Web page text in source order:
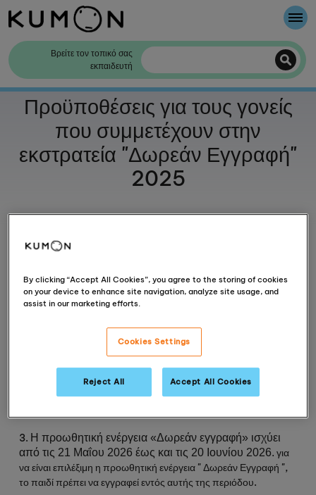
Βρείτε τον τοπικό σας
εκπαιδευτή
Προϋποθέσεις για τους γονείς
που συμμετέχουν στην
εκστρατεία "Δωρεάν Εγγραφή"
2025
όρουςπου
εκστρατεία“Δωρεάν Εγγραφή”.
στηνεκστρατεία“Δωρεάν Εγγραφή”
KUMON,οιγονείςσυμφωνούν
προωθητική ενέργεια “Δωρεάν Εγγραφή”αποτελεί
απαλλαγήαπότοτέλοςεγγραφής,τοοποίοοφείλεταιαμέσως
3. Η προωθητική ενέργεια «Δωρεάν εγγραφή» ισχύει
από τις 21 Μαΐου 2026 έως και τις 20 Ιουνίου 2026. για
ναείναιεπιλέξιμη η προωθητική ενέργεια " Δωρεάν Εγγραφή ",
το παιδίπρέπειναεγγραφείεντός αυτής της περιόδου.
Καλώς Ήρθατε
Η μέθοδος της KUMON
Η ιστορία της KUMON
By clicking “Accept All Cookies”, you agree to the storing of cookies
on your device to enhance site navigation, analyze site usage, and
assist in our marketing efforts.
Cookies Settings
Reject All Accept All Cookies